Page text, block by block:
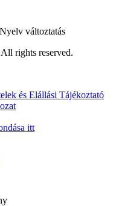
változtatás
rights reserved.
és Elállási Tájékoztató
itt